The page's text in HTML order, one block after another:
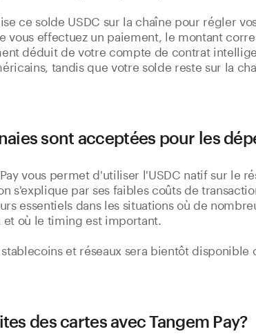
ce solde USDC sur la chaîne pour régler
vous effectuez un paiement, le montant
déduit de votre compte de contrat
tandis que votre solde reste sur la
sont acceptées pour les
vous permet d'utiliser l'USDC natif sur le
s'explique par ses faibles coûts de
essentiels dans les situations où de
où le timing est important.
et réseaux sera bientôt disponible
des cartes avec Tangem Pay?